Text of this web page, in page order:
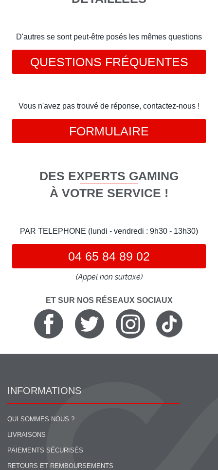
D'autres se sont peut-être posés les mêmes questions
QUESTIONS FRÉQUENTES
Vous n'avez pas trouvé de réponse, contactez-nous !
FORMULAIRE
DES EXPERTS GAMING
À VOTRE SERVICE !
PAR TELEPHONE (lundi - vendredi : 9h30 - 13h30)
04 65 84 89 02
(Appel non surtaxé)
ET SUR NOS RÉSEAUX SOCIAUX
INFORMATIONS
QUI SOMMES NOUS ?
LIVRAISONS
PAIEMENTS SÉCURISÉS
RETOURS ET REMBOURSEMENTS